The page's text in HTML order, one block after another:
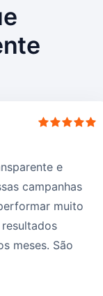
e
campanhas
muito
meses. São